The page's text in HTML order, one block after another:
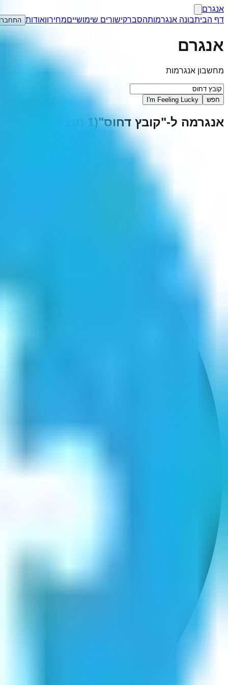
אנגרם
דף הביתבונה אנגרמותהסברקישורים שימושייםמחירוןאודות
אנגרם
מחשבון אנגרמות
חפש I'm Feeling Lucky
אנגרמה ל-"קובץ דחוס"
(
1